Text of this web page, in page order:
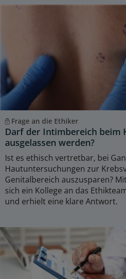
Frage an die Ethiker
Darf der Intimbereich beim
ausgelassen werden?
Ist es ethisch vertretbar, bei
Hautuntersuchungen zur
Genitalbereich auszusparen?
sich ein Kollege an das
und erhielt eine klare Antwort.